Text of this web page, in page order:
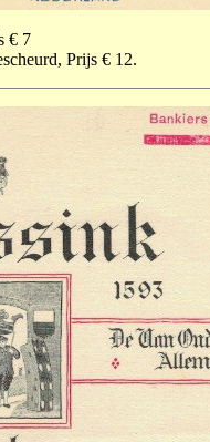
€ 7
Prijs € 12.